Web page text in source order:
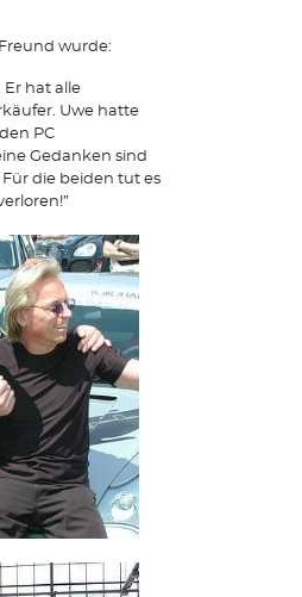
wurde:
Er hat alle
Uwe hatte
PC
Gedanken sind
die beiden tut es